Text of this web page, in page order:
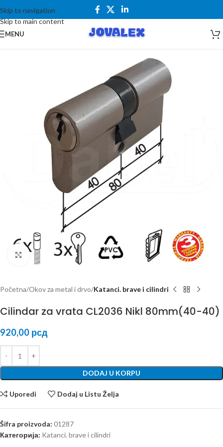
Skip to navigation
Skip to main content
MENU
Kliknite za uvećanje
Početna Okov za metal i drvo Katanci. brave i cilindri
Cilindar za vrata CL2036 Nikl 80mm(40-40)
920,00 рсд
DODAJ U KORPU
Uporedi Dodaj u Listu Želja
Šifra proizvoda: 01287
Категорија: Katanci. brave i cilindri